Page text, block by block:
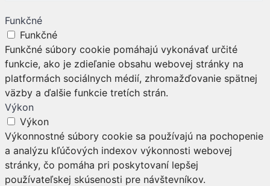
Funkčné
Funkčné
Funkčné súbory cookie pomáhajú vykonávať určité
funkcie, ako je zdieľanie obsahu webovej stránky na
platformách sociálnych médií, zhromažďovanie spätnej
väzby a ďalšie funkcie tretích strán.
Výkon
Výkon
Výkonnostné súbory cookie sa používajú na pochopenie
a analýzu kľúčových indexov výkonnosti webovej
stránky, čo pomáha pri poskytovaní lepšej
používateľskej skúsenosti pre návštevníkov.